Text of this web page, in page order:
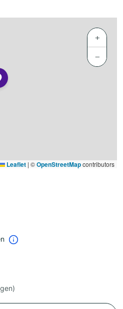
+
−
Leaflet | ©OpenStreetMapcontributors